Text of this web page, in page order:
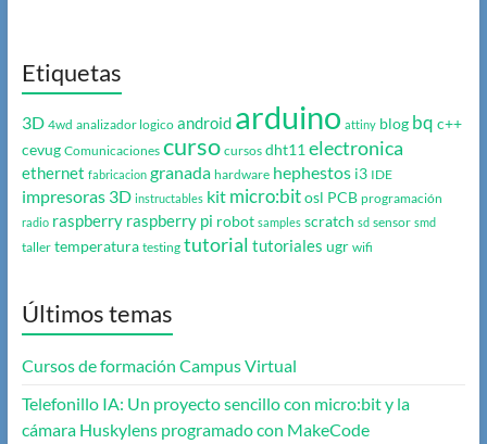
Etiquetas
3D 4wd analizador logico android arduino attiny blog bq c++
cevug Comunicaciones curso cursos dht11 electronica
ethernet fabricacion granada hardware hephestos i3 IDE
impresoras 3D instructables kit micro:bit osl PCB programación
radio raspberry raspberry pi robot samples scratch sd sensor smd
taller temperatura testing tutorial tutoriales ugr wifi
Últimos temas
Cursos de formación Campus Virtual
Telefonillo IA: Un proyecto sencillo con micro:bit y la
cámara Huskylens programado con MakeCode